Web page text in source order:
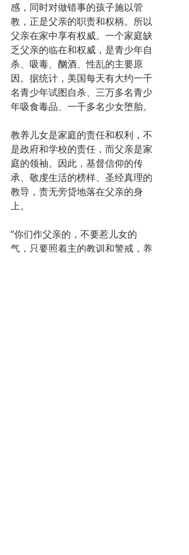
感，同时对做错事的孩子施以管
教，正是父亲的职责和权柄。所以
父亲在家中享有权威。一个家庭缺
乏父亲的临在和权威，是青少年自
杀、吸毒、酗酒、性乱的主要原
因。据统计，美国每天有大约一千
名青少年试图自杀、三万多名青少
年吸食毒品、一千多名少女堕胎。
教养儿女是家庭的责任和权利，不
是政府和学校的责任，而父亲是家
庭的领袖。因此，基督信仰的传
承、敬虔生活的榜样、圣经真理的
教导，责无旁贷地落在父亲的身
上。
“你们作父亲的，不要惹儿女的
气，只要照着主的教训和警戒，养